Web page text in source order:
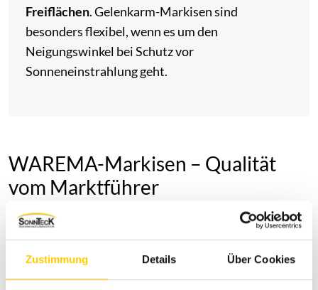
Zustimmung Details Über Cookies
Freiflächen. Gelenkarm-Markisen sind
besonders flexibel, wenn es um den
Neigungswinkel bei Schutz vor
Sonneneinstrahlung geht.
WAREMA-Markisen – Qualität
vom Marktführer
Sonnteck öffnet für Sie als WAREMA Fachhändlerdie
ganze Welt hochwertiger Markisen
von einem der
Marktführer in diesem Bereich. Verdunklung,